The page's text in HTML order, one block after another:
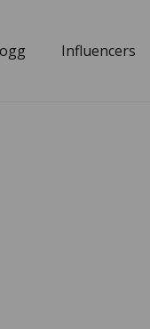
Influencers